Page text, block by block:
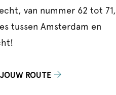
van nummer 62 tot 71,
tussen Amsterdam en
ROUTE